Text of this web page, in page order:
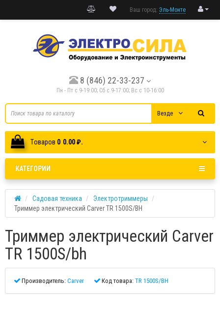
Ваш город: Эль-Монте
8 (846) 22-33-237
Пн - Пт с 9-19:00; Cб с 9-17:00; Вс с 10-16:00
Везде
Tоваров 0 0.00 ₽.
КАТЕГОРИИ
Садовая техника
Электротриммеры
Триммер электрический Carver TR 1500S/BH
Триммер электрический Carver
TR 1500S/bh
Производитель: Carver Код товара: TR 1500S/BH